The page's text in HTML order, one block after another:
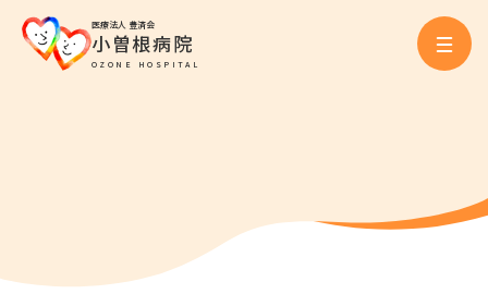
医療法人 豊済会
小曽根病院
OZONE HOSPITAL